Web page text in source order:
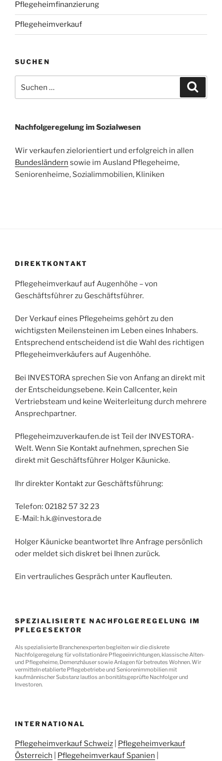
Pflegeheimfinanzierung
Pflegeheimverkauf
SUCHEN
nach:
Nachfolgeregelung im Sozialwesen
Wir verkaufen zielorientiert und erfolgreich in allen
Bundesländern sowie im Ausland Pflegeheime,
Seniorenheime, Sozialimmobilien, Kliniken
DIREKTKONTAKT
Pflegeheimverkauf auf Augenhöhe – von
Geschäftsführer zu Geschäftsführer.
Der Verkauf eines Pflegeheims gehört zu den
wichtigsten Meilensteinen im Leben eines Inhabers.
Entsprechend entscheidend ist die Wahl des richtigen
Pflegeheimverkäufers auf Augenhöhe.
Bei INVESTORA sprechen Sie von Anfang an direkt mit
der Entscheidungsebene. Kein Callcenter, kein
Vertriebsteam und keine Weiterleitung durch mehrere
Ansprechpartner.
Pflegeheimzuverkaufen.de ist Teil der INVESTORA-
Welt. Wenn Sie Kontakt aufnehmen, sprechen Sie
direkt mit Geschäftsführer Holger Käunicke.
Ihr direkter Kontakt zur Geschäftsführung:
Telefon: 02182 57 32 23
E-Mail: h.k.@investora.de
Holger Käunicke beantwortet Ihre Anfrage persönlich
oder meldet sich diskret bei Ihnen zurück.
Ein vertrauliches Gespräch unter Kaufleuten.
SPEZIALISIERTE NACHFOLGEREGELUNG IM
PFLEGESEKTOR
Als spezialisierte Branchenexperten begleiten wir die diskrete
Nachfolgeregelung für vollstationäre Pflegeeinrichtungen, klassische Alten-
und Pflegeheime, Demenzhäuser sowie Anlagen für betreutes Wohnen. Wir
vermitteln etablierte Pflegebetriebe und Seniorenimmobilien mit
kaufmännischer Substanz lautlos an bonitätsgeprüfte Nachfolger und
Investoren.
INTERNATIONAL
Pflegeheimverkauf Schweiz
Pflegeheimverkauf
Österreich
Pflegeheimverkauf Spanien